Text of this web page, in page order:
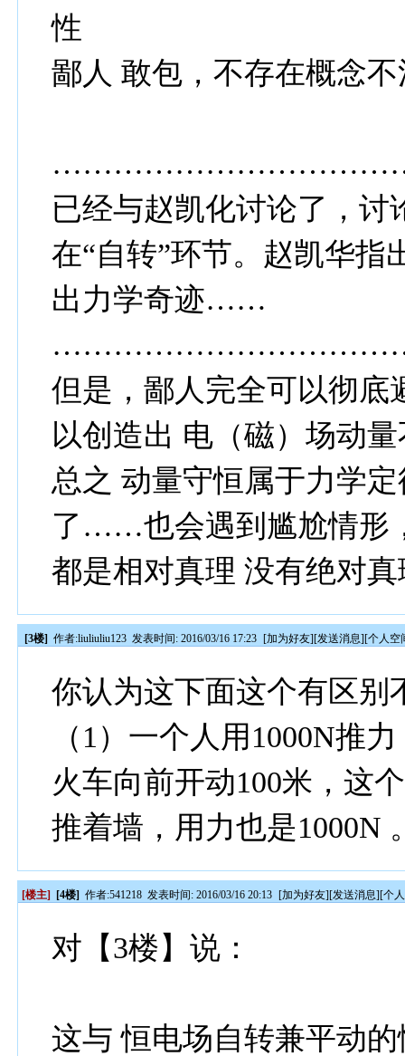
性
鄙人 敢包，不存在概念
已经与赵凯化讨论了，
在“自转”环节。赵凯华指
出力学奇迹……
但是，鄙人完全可以彻底
以创造出 电（磁）场动
总之 动量守恒属于力学
了……也会遇到尴尬情形
都是相对真理 没有绝对
[3楼] 作者:liuliuliu123 发表时间: 2016/03/16 17:23 [加为好友][发送消息][个人空
你认为这下面这个有区别
（1）一个人用1000N推
火车向前开动100米，这
推着墙，用力也是1000N
[楼主] [4楼] 作者:541218 发表时间: 2016/03/16 20:13 [加为好友][发送消息][个
对【3楼】说：
这与 恒电场自转兼平动